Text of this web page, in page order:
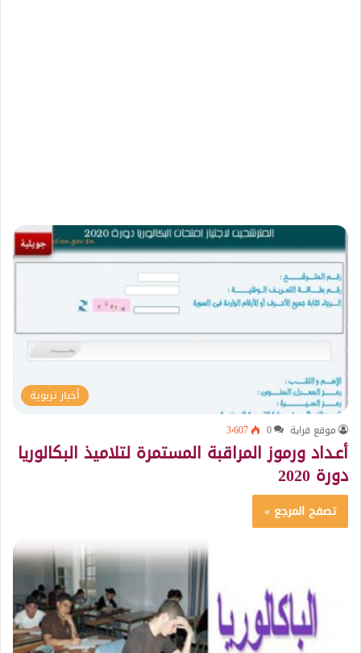
أخبار تربوية
موقع قراية 0 3٬607
أعـداد ورموز المراقبة المستمرة لتلاميذ البكالوريا
دورة 2020
تصفح المرجع »